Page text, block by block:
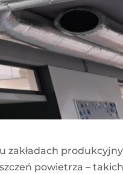
zakładach
powietrza –